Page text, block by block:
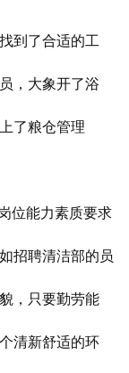
到了合适的工
，大象开了浴
了粮仓管理
位能力素质要求
招聘清洁部的员
，只要勤劳能
清新舒适的环